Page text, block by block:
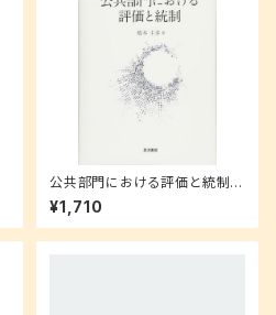
公共部門における評価と統制
(ガバナンスと評価)
¥1,710